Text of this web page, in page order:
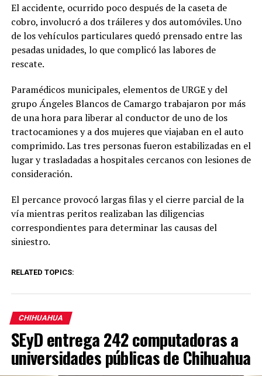
El accidente, ocurrido poco después de la caseta de
cobro, involucró a dos tráileres y dos automóviles. Uno
de los vehículos particulares quedó prensado entre las
pesadas unidades, lo que complicó las labores de
rescate.
Paramédicos municipales, elementos de URGE y del
grupo Ángeles Blancos de Camargo trabajaron por más
de una hora para liberar al conductor de uno de los
tractocamiones y a dos mujeres que viajaban en el auto
comprimido. Las tres personas fueron estabilizadas en el
lugar y trasladadas a hospitales cercanos con lesiones de
consideración.
El percance provocó largas filas y el cierre parcial de la
vía mientras peritos realizaban las diligencias
correspondientes para determinar las causas del
siniestro.
RELATED TOPICS:
CHIHUAHUA
SEyD entrega 242 computadoras a
universidades públicas de Chihuahua